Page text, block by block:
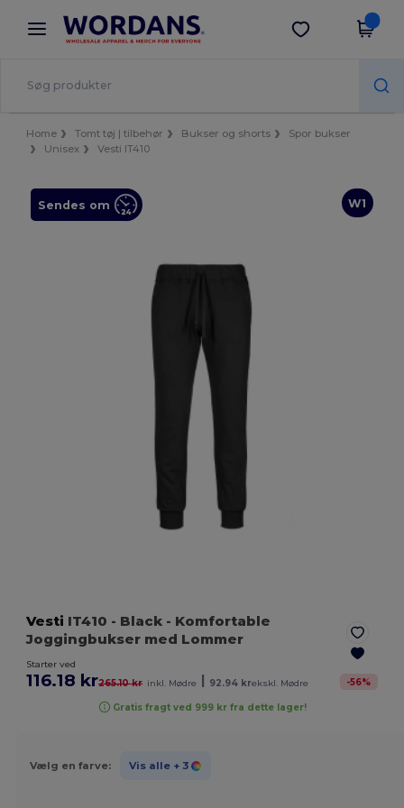
× Wordans-app
Bedre priser i appen!
Hent app
Home Tomt tøj | tilbehør Bukser og shorts
Spor bukser
Unisex
Vesti IT410
W1
Sendes om
Vesti IT410 - Black - Komfortable
Joggingbukser med Lommer
Starter ved
116.18 kr265.10 kr inkl. Mødre 92.94 krekskl. Mødre -56%
Gratis fragt ved 999 kr fra dette lager!
Vælg en farve: Vis alle + 3